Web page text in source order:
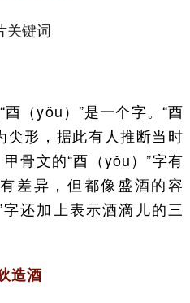
（yǒu）”是一个字。“酉
尖形，据此有人推断当时
骨文的“酉（yǒu）”字有
差异，但都像盛酒的容
还加上表示酒滴儿的三
造酒